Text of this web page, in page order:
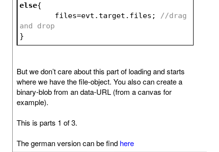
else{
	files=evt.target.files;
//drag
and drop
}
But we don’t care about this part of loading and starts
where we have the file-object. You also can create a
binary-blob from an data-URL (from a canvas for
example).
This is parts 1 of 3.
The german version can be find here